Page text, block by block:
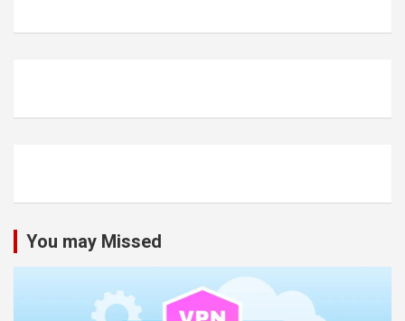
You may Missed